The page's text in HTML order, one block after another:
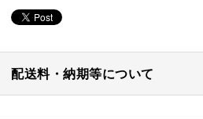
配送料・納期等について